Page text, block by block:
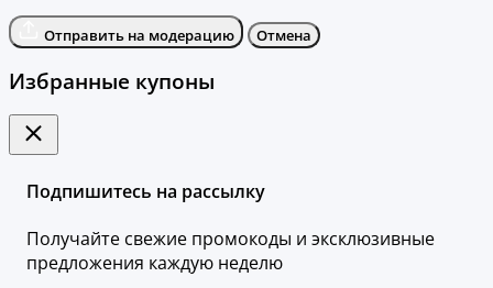
Отправить на модерацию Отмена
Избранные купоны
Подпишитесь на рассылку
Получайте свежие промокоды и эксклюзивные
предложения каждую неделю